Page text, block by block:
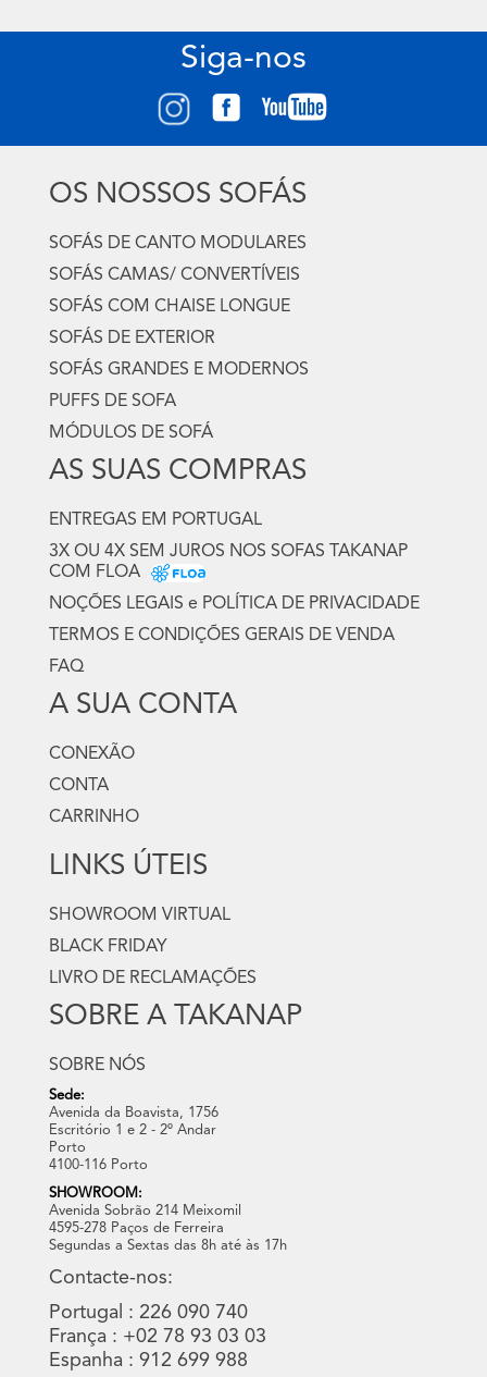
Siga-nos
OS NOSSOS SOFÁS
SOFÁS DE CANTO MODULARES
SOFÁS CAMAS/ CONVERTÍVEIS
SOFÁS COM CHAISE LONGUE
SOFÁS DE EXTERIOR
SOFÁS GRANDES E MODERNOS
PUFFS DE SOFA
MÓDULOS DE SOFÁ
AS SUAS COMPRAS
ENTREGAS EM PORTUGAL
3X OU 4X SEM JUROS NOS SOFAS TAKANAP
COM FLOA
NOÇÕES LEGAIS e POLÍTICA DE PRIVACIDADE
TERMOS E CONDIÇÕES GERAIS DE VENDA
FAQ
A SUA CONTA
CONEXÃO
CONTA
CARRINHO
LINKS ÚTEIS
SHOWROOM VIRTUAL
BLACK FRIDAY
LIVRO DE RECLAMAÇÕES
SOBRE A TAKANAP
SOBRE NÓS
Sede:
Avenida da Boavista, 1756
Escritório 1 e 2 - 2º Andar
Porto
4100-116 Porto
SHOWROOM:
Avenida Sobrão 214 Meixomil
4595-278 Paços de Ferreira
Segundas a Sextas das 8h até às 17h
Contacte-nos:
Portugal : 226 090 740
França : +02 78 93 03 03
Espanha : 912 699 988